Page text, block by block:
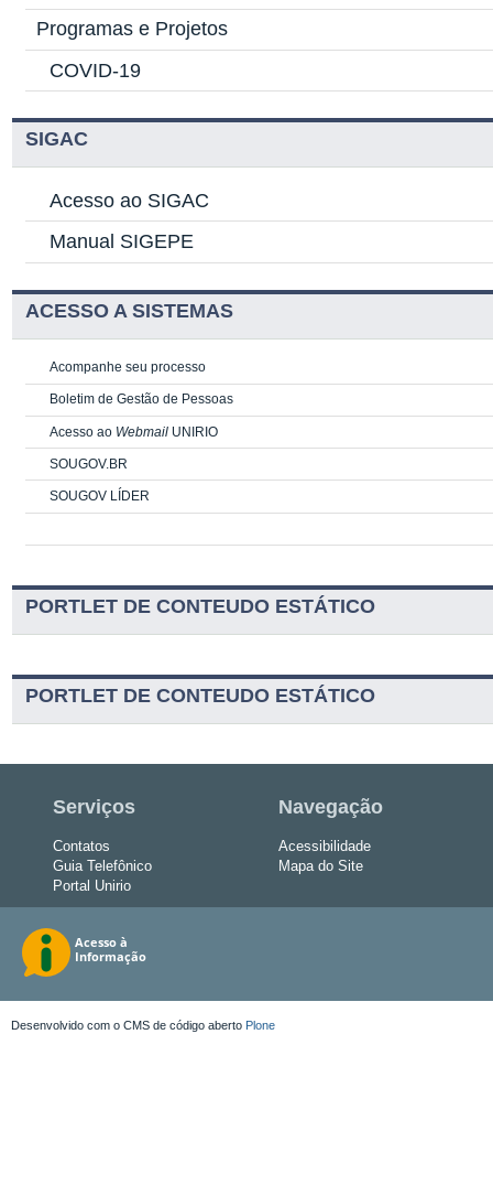
Programas e Projetos
COVID-19
SIGAC
Acesso ao SIGAC
Manual SIGEPE
ACESSO A SISTEMAS
Acompanhe seu processo
Boletim de Gestão de Pessoas
Acesso ao Webmail UNIRIO
SOUGOV.BR
SOUGOV LÍDER
PORTLET DE CONTEUDO ESTÁTICO
PORTLET DE CONTEUDO ESTÁTICO
Serviços
Contatos
Guia Telefônico
Portal Unirio
Navegação
Acessibilidade
Mapa do Site
Desenvolvido com o CMS de código aberto Plone